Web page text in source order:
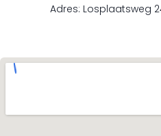
Adres: Losplaatsweg